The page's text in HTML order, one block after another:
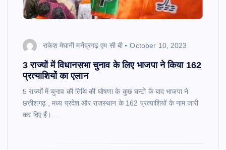
राकेश मेघानी मनेंद्रगढ़ एम सी बी October 10, 2023
3 राज्यों में विधानसभा चुनाव के लिए भाजपा ने किया 162
प्रत्याशियों का एलान
5 राज्यों में चुनाव की तिथि की घोषणा के कुछ घन्टो के बाद भाजपा ने
छत्तीशगढ़ , मध्य प्रदेश और राजस्थान के 162 प्रत्याशियों के नाम जारी
कर दिए हैं।…